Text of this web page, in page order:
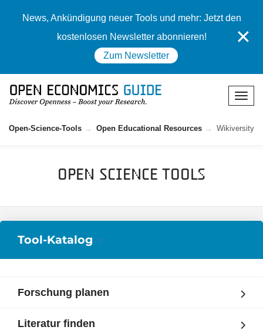
News, Ankündigung neuer Tools und mehr: Jetzt den
kostenlosen Newsletter abonnieren!
Zum Newsletter
✕
Open-Science-Tools Open Educational Resources Wikiversity
Open Science Tools
Tool-Katalog
Forschung planen
Literatur finden